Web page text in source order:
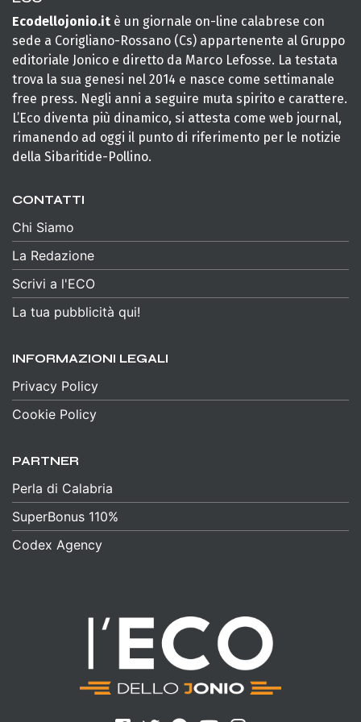
Ecodellojonio.it è un giornale on-line calabrese con
sede a Corigliano-Rossano (Cs) appartenente al Gruppo
editoriale Jonico e diretto da Marco Lefosse. La testata
trova la sua genesi nel 2014 e nasce come settimanale
free press. Negli anni a seguire muta spirito e carattere.
L’Eco diventa più dinamico, si attesta come web journal,
rimanendo ad oggi il punto di riferimento per le notizie
della Sibaritide-Pollino.
CONTATTI
Chi Siamo
La Redazione
Scrivi a l'ECO
La tua pubblicità qui!
INFORMAZIONI LEGALI
Privacy Policy
Cookie Policy
PARTNER
Perla di Calabria
SuperBonus 110%
Codex Agency